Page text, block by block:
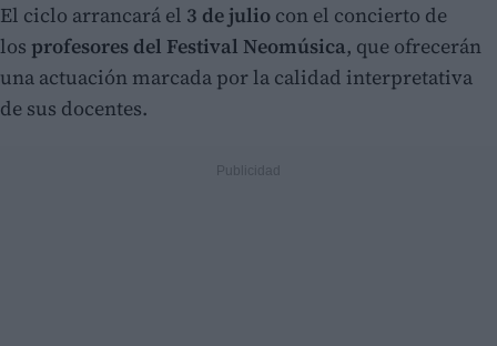
El ciclo arrancará el 3 de julio con el concierto de
los profesores del Festival Neomúsica, que ofrecerán
una actuación marcada por la calidad interpretativa
de sus docentes.